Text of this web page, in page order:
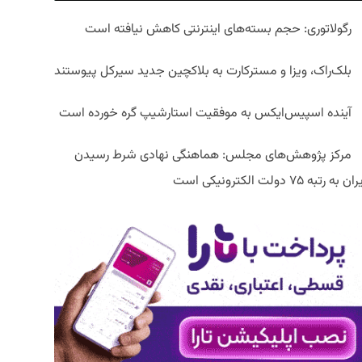
رگولاتوری: حجم بسته‌های اینترنتی کاهش نیافته است
بلک‌راک، ویزا و مسترکارت به بلاکچین جدید سیرکل پیوستند
آینده اسپیس‌ایکس به موفقیت استارشیپ گره خورده است
مرکز پژوهش‌های مجلس: هماهنگی نهادی شرط رسیدن
به رتبه ۷۵ دولت الکترونیکی است